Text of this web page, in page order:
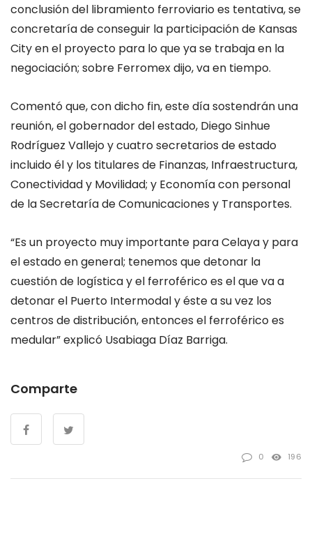
conclusión del libramiento ferroviario es tentativa, se
concretaría de conseguir la participación de Kansas
City en el proyecto para lo que ya se trabaja en la
negociación; sobre Ferromex dijo, va en tiempo.
Comentó que, con dicho fin, este día sostendrán una
reunión, el gobernador del estado, Diego Sinhue
Rodríguez Vallejo y cuatro secretarios de estado
incluido él y los titulares de Finanzas, Infraestructura,
Conectividad y Movilidad; y Economía con personal
de la Secretaría de Comunicaciones y Transportes.
“Es un proyecto muy importante para Celaya y para
el estado en general; tenemos que detonar la
cuestión de logística y el ferroférico es el que va a
detonar el Puerto Intermodal y éste a su vez los
centros de distribución, entonces el ferroférico es
medular” explicó Usabiaga Díaz Barriga.
Comparte
0 196